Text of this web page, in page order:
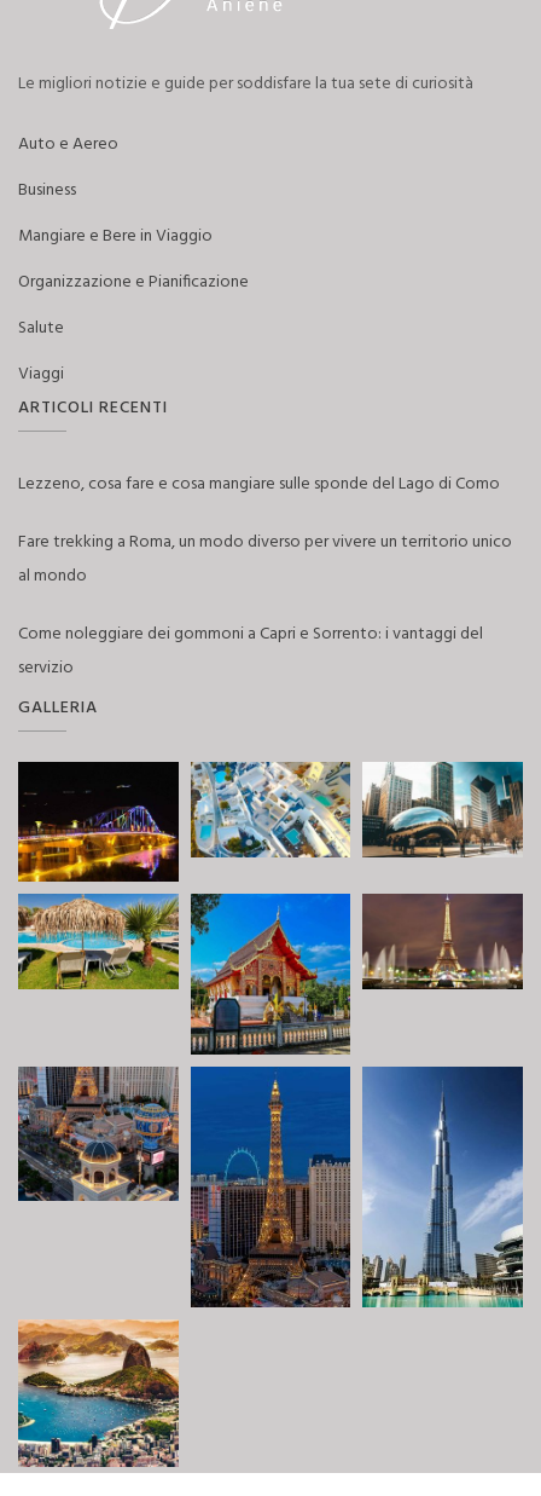
Le migliori notizie e guide per soddisfare la tua sete di curiosità
Auto e Aereo
Business
Mangiare e Bere in Viaggio
Organizzazione e Pianificazione
Salute
Viaggi
ARTICOLI RECENTI
Lezzeno, cosa fare e cosa mangiare sulle sponde del Lago di Como
Fare trekking a Roma, un modo diverso per vivere un territorio unico
al mondo
Come noleggiare dei gommoni a Capri e Sorrento: i vantaggi del
servizio
GALLERIA